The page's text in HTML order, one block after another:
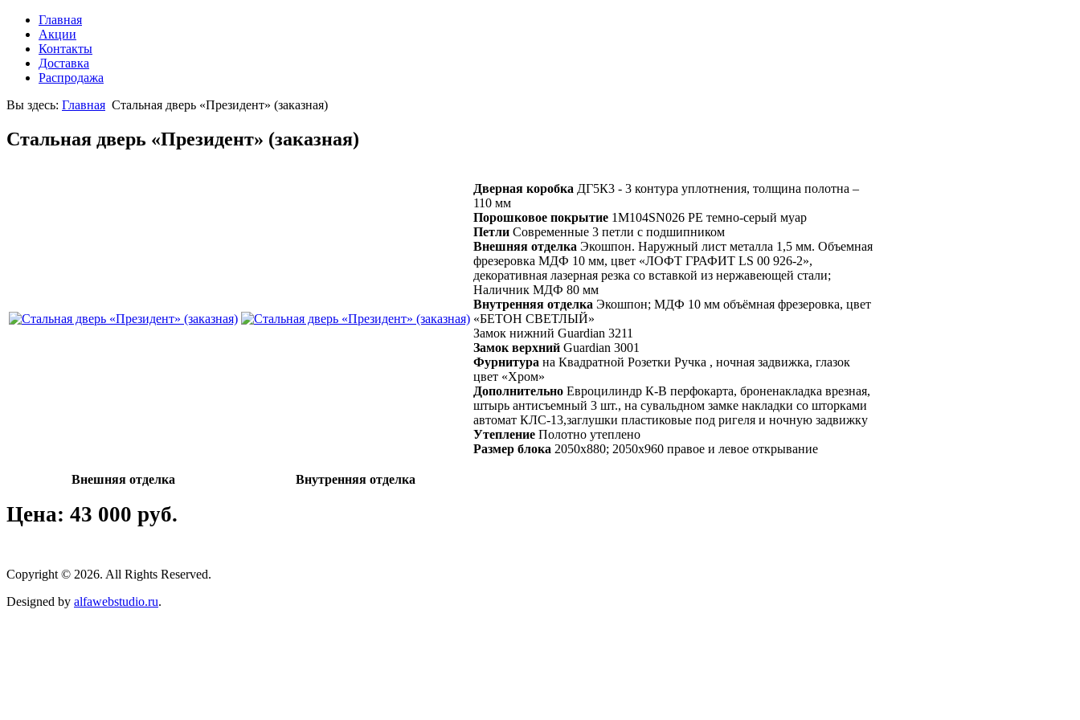
Главная
Акции
Контакты
Доставка
Распродажа
Вы здесь: Главная Стальная дверь «Президент» (заказная)
Стальная дверь «Президент» (заказная)
Дверная коробка ДГ5К3 - 3 контура уплотнения, толщина полотна –
110 мм
Порошковое покрытие 1М104SN026 РЕ темно-серый муар
Петли Современные 3 петли с подшипником
Внешняя отделка Экошпон. Наружный лист металла 1,5 мм. Объемная
фрезеровка МДФ 10 мм, цвет «ЛОФТ ГРАФИТ LS 00 926-2»,
декоративная лазерная резка со вставкой из нержавеющей стали;
Наличник МДФ 80 мм
Внутренняя отделка Экошпон; МДФ 10 мм объёмная фрезеровка, цвет
«БЕТОН СВЕТЛЫЙ»
Замок нижний Guardian 3211
Замок верхний Guardian 3001
Фурнитура на Квадратной Розетки Ручка , ночная задвижка, глазок
цвет «Хром»
Дополнительно Евроцилиндр К-В перфокарта, броненакладка врезная,
штырь антисъемный 3 шт., на сувальдном замке накладки со шторками
автомат КЛС-13,заглушки пластиковые под ригеля и ночную задвижку
Утепление Полотно утеплено
Размер блока 2050х880; 2050х960 правое и левое открывание
Внешняя отделка Внутренняя отделка
Цена: 43 000 руб.
Copyright © 2026. All Rights Reserved.
Designed by alfawebstudio.ru.